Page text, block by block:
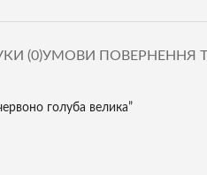
(0)УМОВИ ПОВЕРНЕННЯ
голуба велика”